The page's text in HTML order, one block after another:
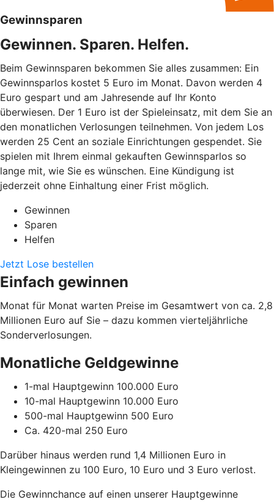
Gewinnsparen
Gewinnen. Sparen. Helfen.
Beim Gewinnsparen bekommen Sie alles zusammen: Ein
Gewinnsparlos kostet 5 Euro im Monat. Davon werden 4
Euro gespart und am Jahresende auf Ihr Konto
überwiesen. Der 1 Euro ist der Spieleinsatz, mit dem Sie an
den monatlichen Verlosungen teilnehmen. Von jedem Los
werden 25 Cent an soziale Einrichtungen gespendet. Sie
spielen mit Ihrem einmal gekauften Gewinnsparlos so
lange mit, wie Sie es wünschen. Eine Kündigung ist
jederzeit ohne Einhaltung einer Frist möglich.
Gewinnen
Sparen
Helfen
Jetzt Lose bestellen
Einfach gewinnen
Monat für Monat warten Preise im Gesamtwert von ca. 2,8
Millionen Euro auf Sie – dazu kommen vierteljährliche
Sonderverlosungen.
Monatliche Geldgewinne
1-mal Hauptgewinn 100.000 Euro
10-mal Hauptgewinn 10.000 Euro
500-mal Hauptgewinn 500 Euro
Ca. 420-mal 250 Euro
Darüber hinaus werden rund 1,4 Millionen Euro in
Kleingewinnen zu 100 Euro, 10 Euro und 3 Euro verlost.
Die Gewinnchance auf einen unserer Hauptgewinne